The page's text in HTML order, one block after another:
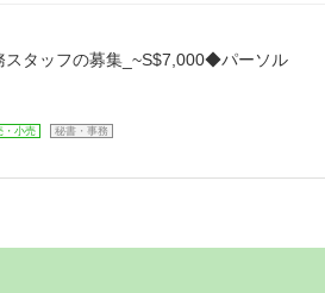
スタッフの募集_~S$7,000◆パーソル
・小売 秘書・事務